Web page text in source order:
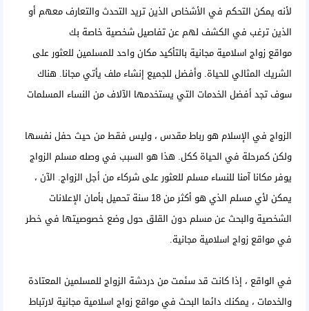
لأنه يمكن التحكم في الأشخاص الذين تريد التحدث والتعارف معهم أو
الذين ترغب في الكشف لهم عن تفاصيل شخصية خاصة بك
مواقع زواج اسلامية مجانية بالتأكيد مكان واحد للمسلمين للعثور على
الشريك المثالي للحياة. وأفضل للجميع إنشاء ملف يأتي مجانا. هناك
سوف تجد أفضل الخدمات التي يستخدمها الآلاف من النساء المسلمات
الزواج في الإسلام هو رباط مقدس ، وليس فقط من حيث حفل نفسها
ولكن كمرحلة في الحياة ككل. هذا هو السبب في وصله مسلم الزواج
يوفر مكانا آمنا للنساء مسلم للعثور على شركاء من أجل الزواج. الآن ،
يمكن لأي مسلم الذي هو أكثر من 18 سنة تحميل بأمان الإعلانات
الشخصية والبحث عن مسلم دون القلق حول وضع خصوصيتها في خطر
فيمواقع زواج اسلامية مجانية.
في الواقع ، إذا كانت قد سئمت من دردشة الزواج للمسلمين المعتادة
والخدمات ، يمكنك دائما البحث في مواقع زواج اسلامية مجانية لارتباط